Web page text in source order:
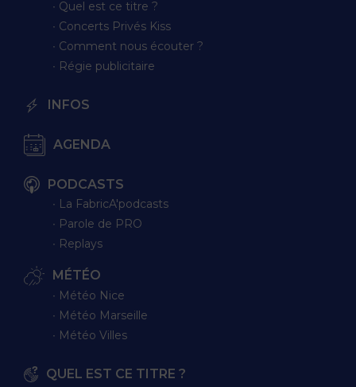
∙ Quel est ce titre ?
∙ Concerts Privés Kiss
∙ Comment nous écouter ?
∙ Régie publicitaire
INFOS
AGENDA
PODCASTS
∙ La FabricA'podcasts
∙ Parole de PRO
∙ Replays
MÉTÉO
∙ Météo Nice
∙ Météo Marseille
∙ Météo Villes
QUEL EST CE TITRE ?